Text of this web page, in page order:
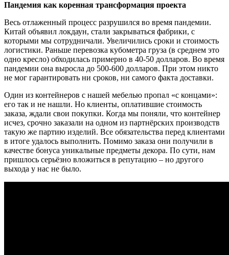
Пандемия как коренная трансформация проекта
Весь отлаженный процесс разрушился во время пандемии.
Китай объявил локдаун, стали закрываться фабрики, с
которыми мы сотрудничали. Увеличились сроки и стоимость
логистики. Раньше перевозка кубометра груза (в среднем это
одно кресло) обходилась примерно в 40-50 долларов. Во время
пандемии она выросла до 500-600 долларов. При этом никто
не мог гарантировать ни сроков, ни самого факта доставки.
Один из контейнеров с нашей мебелью пропал «с концами»:
его так и не нашли. Но клиенты, оплатившие стоимость
заказа, ждали свои покупки. Когда мы поняли, что контейнер
исчез, срочно заказали на одном из партнёрских производств
такую же партию изделий. Все обязательства перед клиентами
в итоге удалось выполнить. Помимо заказа они получили в
качестве бонуса уникальные предметы декора. По сути, нам
пришлось серьёзно вложиться в репутацию – но другого
выхода у нас не было.